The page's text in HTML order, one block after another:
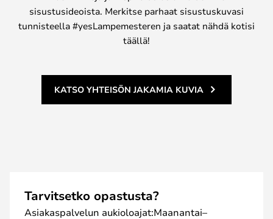
sisustusideoista. Merkitse parhaat sisustuskuvasi
tunnisteella #yesLampemesteren ja saatat nähdä kotisi
täällä!
KATSO YHTEISÖN JAKAMIA KUVIA
Tarvitsetko opastusta?
Asiakaspalvelun aukioloajat:Maanantai–